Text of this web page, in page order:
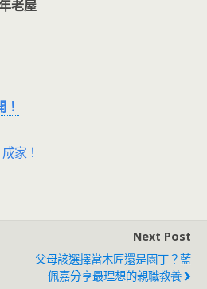
老屋
家！
Next Post
父母該選擇當木匠還是園丁？藍
佩嘉分享最理想的親職教養